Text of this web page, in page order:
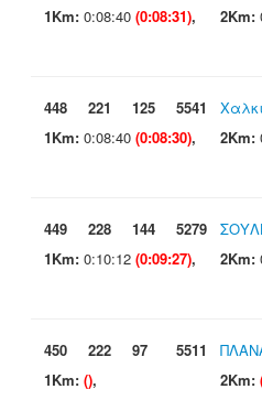
1Km: 0:08:40 (0:08:31), 2Km:
448 221 125 5541
1Km: 0:08:40 (0:08:30), 2Km:
449 228 144 5279
1Km: 0:10:12 (0:09:27), 2Km:
450 222 97 5511
1Km: (), 2Km: